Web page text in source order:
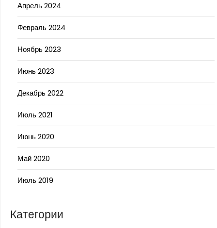
Апрель 2024
Февраль 2024
Ноябрь 2023
Июнь 2023
Декабрь 2022
Июль 2021
Июнь 2020
Май 2020
Июль 2019
Категории